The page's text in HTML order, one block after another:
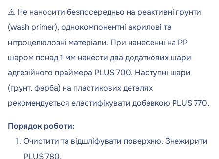
⚠️ Не наносити безпосередньо на реактивні грунти
(wash primer), однокомпонентні акрилові та
нітроцелюлозні матеріали. При нанесенні на PP
шаром понад 1 мм нанести два додаткових шари
адгезійного праймера PLUS 700. Наступні шари
(грунт, фарба) на пластикових деталях
рекомендується еластифікувати добавкою PLUS 770.
Порядок роботи:
Очистити та відшліфувати поверхню. Знежирити
PLUS 780.